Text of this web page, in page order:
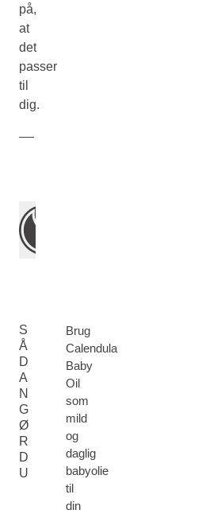
på,
at
det
passer
til
dig.
S
Å
D
A
N
G
Ø
R
D
U
Brug
Calendula
Baby
Oil
som
mild
og
daglig
babyolie
til
din